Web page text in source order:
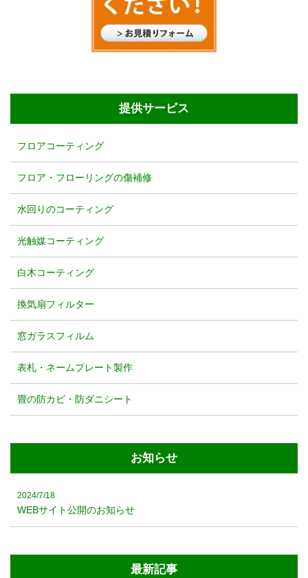
提供サービス
フロアコーティング
フロア・フローリングの傷補修
水回りのコーティング
光触媒コーティング
白木コーティング
換気扇フィルター
窓ガラスフィルム
表札・ネームプレート製作
畳の防カビ・防ダニシート
お知らせ
2024/7/18
WEBサイト公開のお知らせ
最新記事